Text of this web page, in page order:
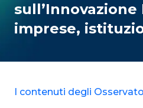
imprese,
I contenuti degli